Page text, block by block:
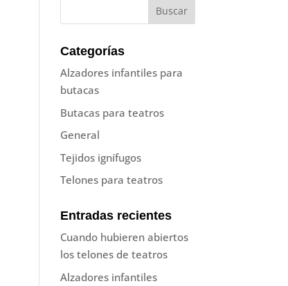
Categorías
Alzadores infantiles para
butacas
Butacas para teatros
General
Tejidos ignífugos
Telones para teatros
Entradas recientes
Cuando hubieren abiertos
los telones de teatros
Alzadores infantiles